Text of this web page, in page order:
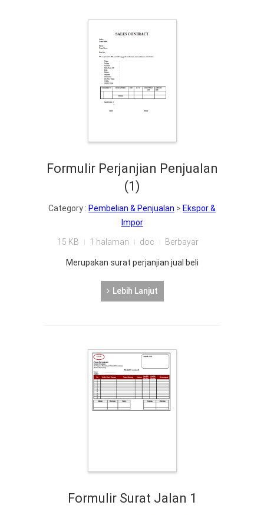
Formulir Perjanjian Penjualan
(1)
Category : Pembelian & Penjualan > Ekspor &
Impor
15 KB 1 halaman doc Berbayar
Merupakan surat perjanjian jual beli
Lebih Lanjut
Formulir Surat Jalan 1